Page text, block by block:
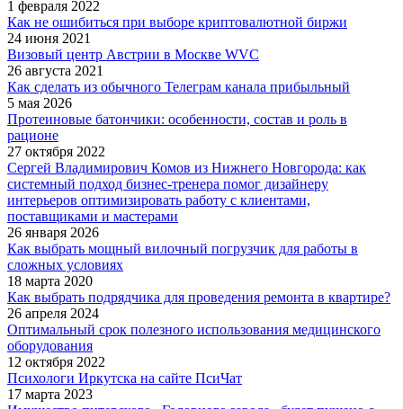
1 февраля 2022
Как не ошибиться при выборе криптовалютной биржи
24 июня 2021
Визовый центр Австрии в Москве WVC
26 августа 2021
Как сделать из обычного Телеграм канала прибыльный
5 мая 2026
Протеиновые батончики: особенности, состав и роль в
рационе
27 октября 2022
Сергей Владимирович Комов из Нижнего Новгорода: как
системный подход бизнес-тренера помог дизайнеру
интерьеров оптимизировать работу с клиентами,
поставщиками и мастерами
26 января 2026
Как выбрать мощный вилочный погрузчик для работы в
сложных условиях
18 марта 2020
Как выбрать подрядчика для проведения ремонта в квартире?
26 апреля 2024
Оптимальный срок полезного использования медицинского
оборудования
12 октября 2022
Психологи Иркутска на сайте ПсиЧат
17 марта 2023